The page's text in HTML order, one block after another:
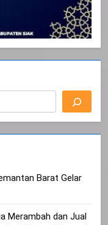
Barat Gelar
Merambah dan Jual